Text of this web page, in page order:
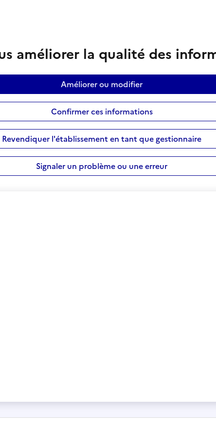
améliorer la qualité des
Améliorer ou modifier
Confirmer ces informations
Revendiquer l'établissement en tant que gestionnaire
Signaler un problème ou une erreur